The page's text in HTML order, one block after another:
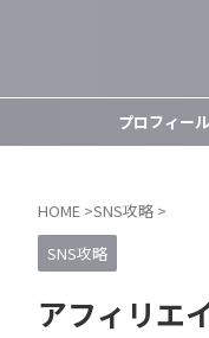
プロフィール
HOME >SNS攻略 >
SNS攻略
アフィリエ